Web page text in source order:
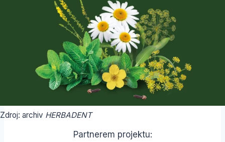
Zdroj: archiv HERBADENT
Partnerem projektu: